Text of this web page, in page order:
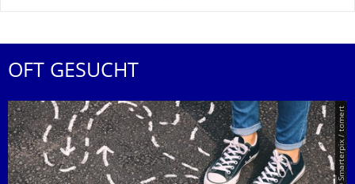
OFT GESUCHT
© Smarterpix / tomert